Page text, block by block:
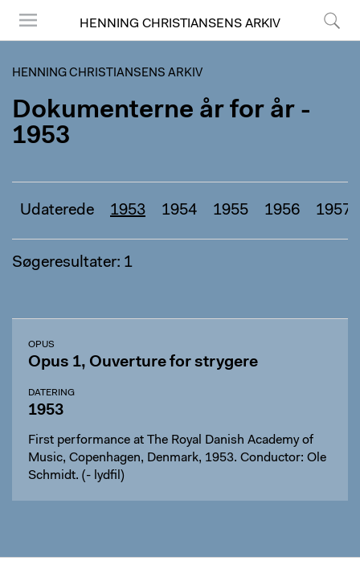
HENNING CHRISTIANSENS ARKIV
HENNING CHRISTIANSENS ARKIV
Dokumenterne år for år -
1953
Udaterede 1953 1954 1955 1956 1957
Søgeresultater: 1
OPUS
Opus 1, Ouverture for strygere
DATERING
1953
First performance at The Royal Danish Academy of
Music, Copenhagen, Denmark, 1953. Conductor: Ole
Schmidt. (- lydfil)